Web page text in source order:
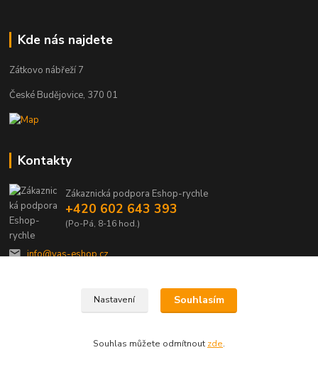
Kde nás najdete
Zátkovo nábřeží 7
České Budějovice, 370 01
Kontakty
Zákaznická podpora Eshop-rychle
+420 602 643 393
(Po-Pá, 8-16 hod.)
info@vas-eshop.cz
Nastavení Souhlasím
Souhlas můžete odmítnout zde.